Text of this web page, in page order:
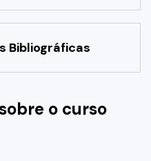
Bibliográficas
o curso